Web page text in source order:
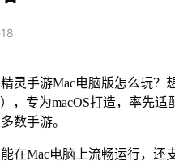
灵手游Mac电脑版怎么玩？
），专为macOS打造，率先
数手游。
在Mac电脑上流畅运行，还